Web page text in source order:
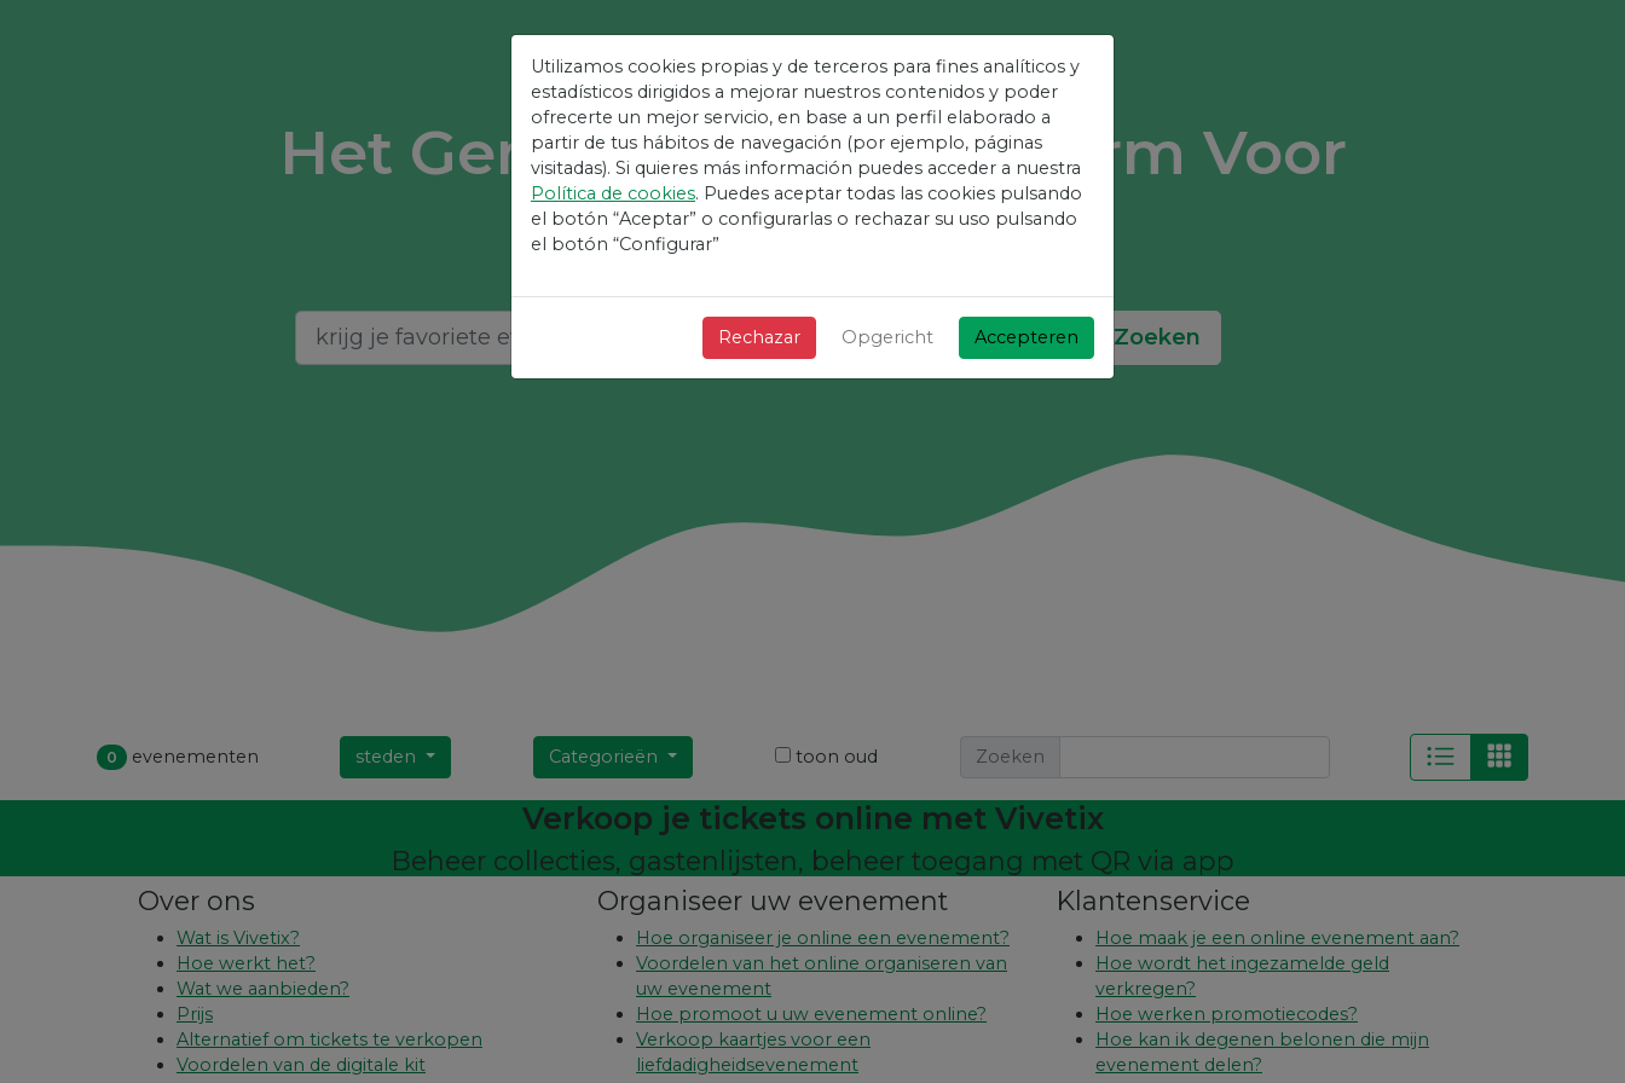
Het Gemakkelijkste Platform Voor
Evenementen
Zoeken
0 evenementen steden Categorieën toon oud Zoeken
Verkoop je tickets online met Vivetix
Beheer collecties, gastenlijsten, beheer toegang met QR via app
Over ons
Wat is Vivetix?
Hoe werkt het?
Wat we aanbieden?
Prijs
Alternatief om tickets te verkopen
Voordelen van de digitale kit
Organiseer uw evenement
Hoe organiseer je online een evenement?
Voordelen van het online organiseren van
uw evenement
Hoe promoot u uw evenement online?
Verkoop kaartjes voor een
liefdadigheidsevenement
Klantenservice
Hoe maak je een online evenement aan?
Hoe wordt het ingezamelde geld
verkregen?
Hoe werken promotiecodes?
Hoe kan ik degenen belonen die mijn
evenement delen?
Utilizamos cookies propias y de terceros para fines analíticos y
estadísticos dirigidos a mejorar nuestros contenidos y poder
ofrecerte un mejor servicio, en base a un perfil elaborado a
partir de tus hábitos de navegación (por ejemplo, páginas
visitadas). Si quieres más información puedes acceder a nuestra
Política de cookies. Puedes aceptar todas las cookies pulsando
el botón “Aceptar” o configurarlas o rechazar su uso pulsando
el botón “Configurar”
Rechazar Opgericht Accepteren